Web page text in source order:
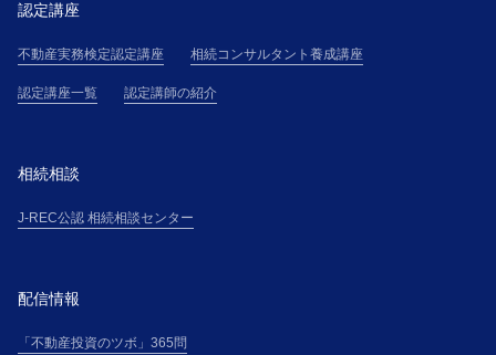
認定講座
不動産実務検定認定講座 相続コンサルタント養成講座
認定講座一覧 認定講師の紹介
相続相談
J-REC公認 相続相談センター
配信情報
「不動産投資のツボ」365問